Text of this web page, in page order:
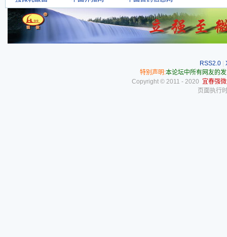
RSS2.0|
特别声明:本论坛中所有网友的
Copyright © 2011 - 2020 宜春强
页面执行